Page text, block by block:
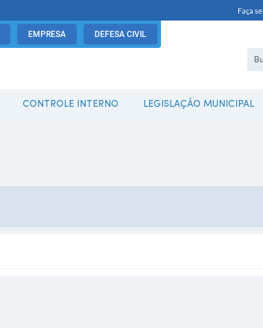
Faça
EMPRESA DEFESA CIVIL
CONTROLE INTERNO LEGISLAÇÃO MUNICIPAL